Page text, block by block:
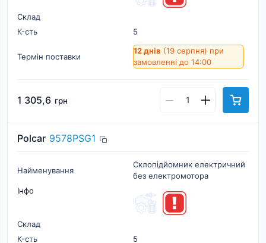
Склад
К-cть
5
Термін поставки
12 днів (19 серпня) при
замовленні до 14:00
1 305,6 грн
Polcar 9578PSG1
Найменування
Склопідйомник електричний
без електромотора
Інфо
Склад
К-cть
5